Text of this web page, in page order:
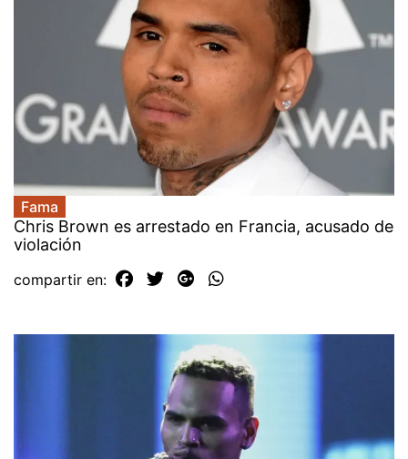
Fama
Chris Brown es arrestado en Francia, acusado de
violación
compartir en: